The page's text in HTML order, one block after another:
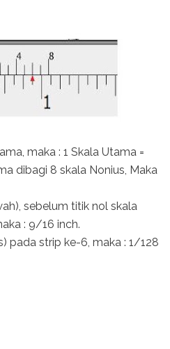
maka : 1 Skala Utama =
dibagi 8 skala Nonius, Maka
sebelum titik nol skala
: 9/16 inch.
pada strip ke-6, maka : 1/128